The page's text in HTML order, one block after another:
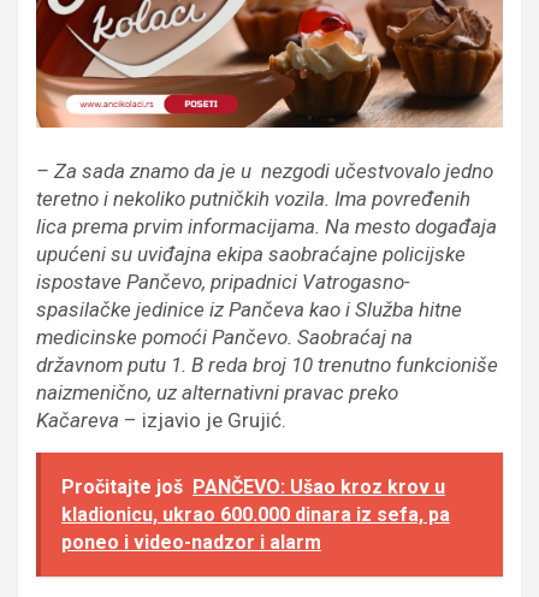
– Za sada znamo da je u nezgodi učestvovalo jedno
teretno i nekoliko putničkih vozila. Ima povređenih
lica prema prvim informacijama. Na mesto događaja
upućeni su uviđajna ekipa saobraćajne policijske
ispostave Pančevo, pripadnici Vatrogasno-
spasilačke jedinice iz Pančeva kao i Služba hitne
medicinske pomoći Pančevo. Saobraćaj na
državnom putu 1. B reda broj 10 trenutno funkcioniše
naizmenično, uz alternativni pravac preko
Kačareva – izjavio je Grujić.
Pročitajte još PANČEVO: Ušao kroz krov u
kladionicu, ukrao 600.000 dinara iz sefa, pa
poneo i video-nadzor i alarm